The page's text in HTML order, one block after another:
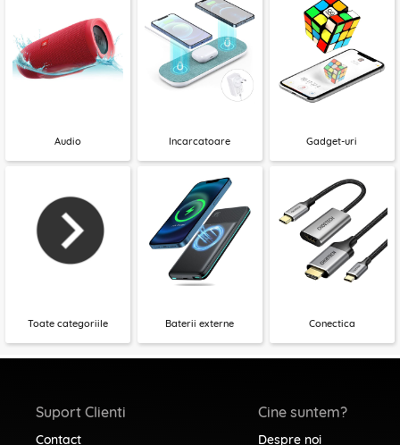
Audio Incarcatoare Gadget-uri
Toate categoriile Baterii externe Conectica
Suport Clienti
Contact
Cine suntem?
Despre noi